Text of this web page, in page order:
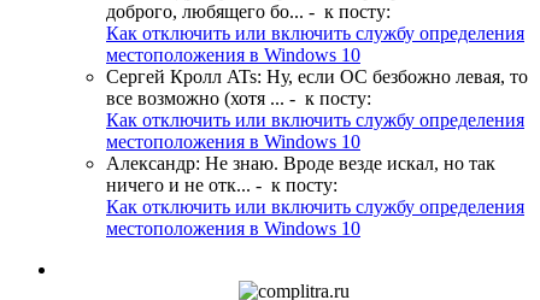
доброго, любящего бо... - к посту:
Как отключить или включить службу определения
местоположения в Windows 10
Сергей Кролл ATs: Ну, если ОС безбожно левая, то
все возможно (хотя ... - к посту:
Как отключить или включить службу определения
местоположения в Windows 10
Александр: Не знаю. Вроде везде искал, но так
ничего и не отк... - к посту:
Как отключить или включить службу определения
местоположения в Windows 10